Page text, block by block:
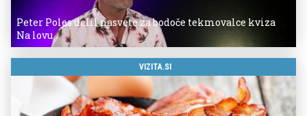
Peter Poles delil nasvete za bodoče tekmovalce kviza
Na lovu
VIZITA.SI